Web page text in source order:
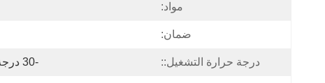
مواد:
ضمان:
درجة حرارة التشغيل:: -30 درجة مئوية - +50 درجة مئوية